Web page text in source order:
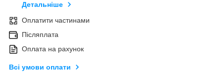
Детальніше
Оплатити частинами
Післяплата
Оплата на рахунок
Всі умови оплати